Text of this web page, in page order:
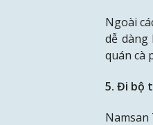
Ngoài
dễ dàng
quán cà
5. Đi bộ